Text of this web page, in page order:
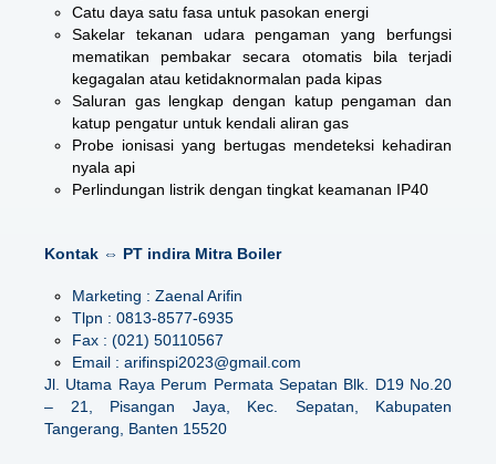
Catu daya satu fasa untuk pasokan energi
Sakelar tekanan udara pengaman yang berfungsi
mematikan pembakar secara otomatis bila terjadi
kegagalan atau ketidaknormalan pada kipas
Saluran gas lengkap dengan katup pengaman dan
katup pengatur untuk kendali aliran gas
Probe ionisasi yang bertugas mendeteksi kehadiran
nyala api
Perlindungan listrik dengan tingkat keamanan IP40
Kontak ⇔ PT indira Mitra Boiler
Marketing : Zaenal Arifin
Tlpn : 0813-8577-6935
Fax : (021) 50110567
Email : arifinspi2023@gmail.com
Jl. Utama Raya Perum Permata Sepatan Blk. D19 No.20
– 21, Pisangan Jaya, Kec. Sepatan, Kabupaten
Tangerang, Banten 15520